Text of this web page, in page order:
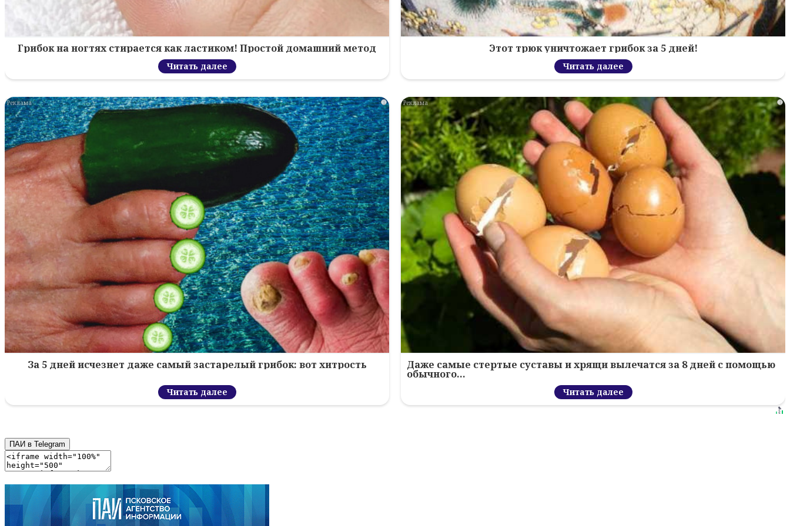
Грибок на ногтях стирается как ластиком! Простой домашний метод
Читать далее
Этот трюк уничтожает грибок за 5 дней!
Читать далее
i
За 5 дней исчезнет даже самый застарелый грибок: вот хитрость
Читать далее
i
Даже самые стертые суставы и хрящи вылечатся за 8 дней с помощью
обычного…
Читать далее
ПАИ в Telegram